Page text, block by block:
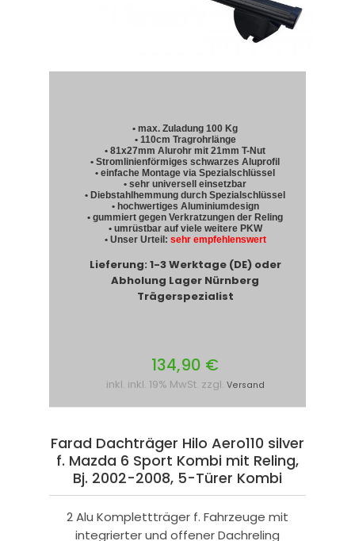
• max. Zuladung 100 Kg
• 110cm Tragrohrlänge
• 81x27mm Alurohr mit 21mm T-Nut
• Stromlinienförmiges schwarzes Aluprofil
• einfache Montage via Spezialschlüssel
• sehr universell einsetzbar
• Diebstahlhemmung durch Spezialschlüssel
• hochwertiges Aluminiumdesign
• gummiert gegen Verkratzungen der Reling
• umrüstbar auf viele weitere PKW
• Unser Urteil: sehr empfehlenswert
Lieferung: 1-3 Werktage (DE) oder
Abholung Lager Nürnberg
Trägerspezialist
134,90 €
inkl. inkl. 19% MwSt. zzgl. Versand
Farad Dachträger Hilo Aero110 silver
f. Mazda 6 Sport Kombi mit Reling,
Bj. 2002-2008, 5-Türer Kombi
2 Alu Komplettträger f. Fahrzeuge mit
integrierter und offener Dachreling